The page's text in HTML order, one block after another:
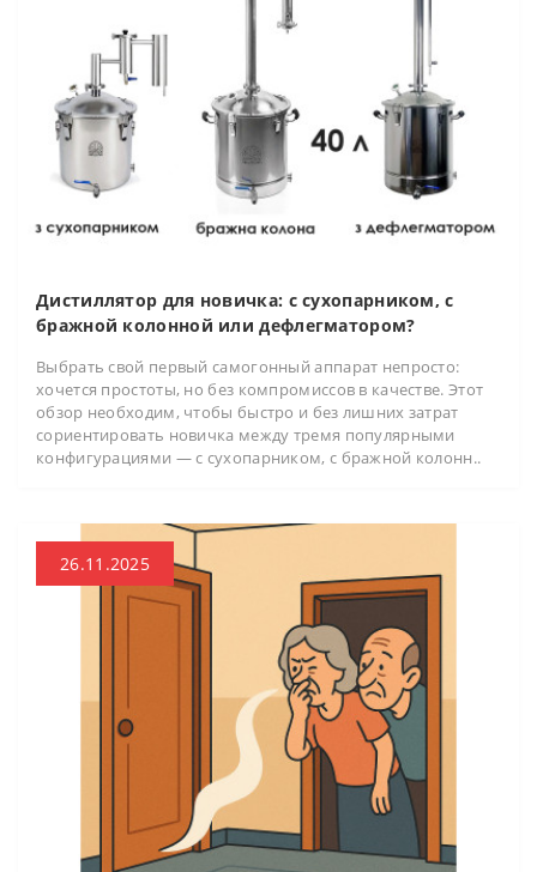
Дистиллятор для новичка: с сухопарником, с
бражной колонной или дефлегматором?
Выбрать свой первый самогонный аппарат непросто:
хочется простоты, но без компромиссов в качестве. Этот
обзор необходим, чтобы быстро и без лишних затрат
сориентировать новичка между тремя популярными
конфигурациями — с сухопарником, с бражной колонн..
26.11.2025